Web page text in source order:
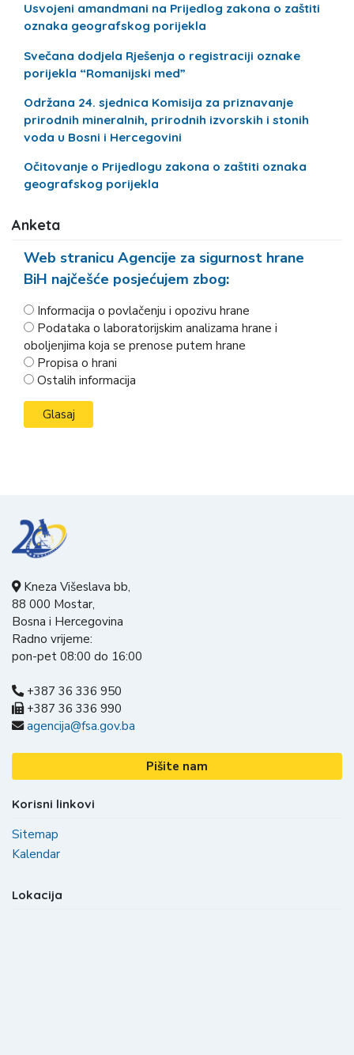
Usvojeni amandmani na Prijedlog zakona o zaštiti
oznaka geografskog porijekla
Svečana dodjela Rješenja o registraciji oznake
porijekla “Romanijski med”
Održana 24. sjednica Komisija za priznavanje
prirodnih mineralnih, prirodnih izvorskih i stonih
voda u Bosni i Hercegovini
Očitovanje o Prijedlogu zakona o zaštiti oznaka
geografskog porijekla
Anketa
Web stranicu Agencije za sigurnost hrane
BiH najčešće posjećujem zbog:
Informacija o povlačenju i opozivu hrane
Podataka o laboratorijskim analizama hrane i
oboljenjima koja se prenose putem hrane
Propisa o hrani
Ostalih informacija
Kneza Višeslava bb,
88 000 Mostar,
Bosna i Hercegovina
Radno vrijeme:
pon-pet 08:00 do 16:00
+387 36 336 950
+387 36 336 990
agencija@fsa.gov.ba
Pišite nam
Korisni linkovi
Sitemap
Kalendar
Lokacija